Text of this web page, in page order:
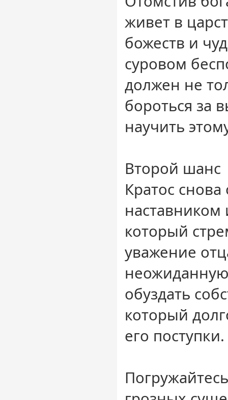
живет в
божеств и
суровом
должен не
бороться за
научить
Второй шанс
Кратос
который
уважение
обуздать
который
его поступки.